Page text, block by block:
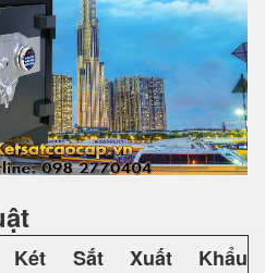
Két Sắt Xuất Khẩu